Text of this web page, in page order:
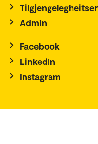
Admin
Facebook
LinkedIn
Instagram